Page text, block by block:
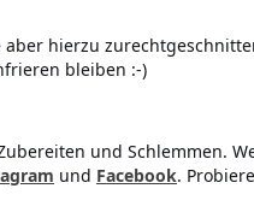
hierzu
bleiben :-)
und Schlemmen.
und Facebook.